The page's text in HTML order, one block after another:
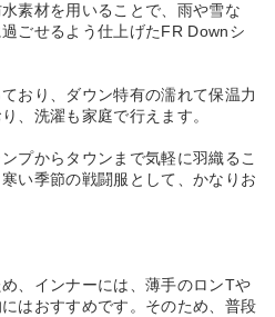
素材を用いることで、雨や雪な
ごせるよう仕上げたFR Downシ
おり、ダウン特有の濡れて保温力
、洗濯も家庭で行えます。
プからタウンまで気軽に羽織るこ
い季節の戦闘服として、かなりお
、インナーには、薄手のロンTや
はおすすめです。そのため、普段